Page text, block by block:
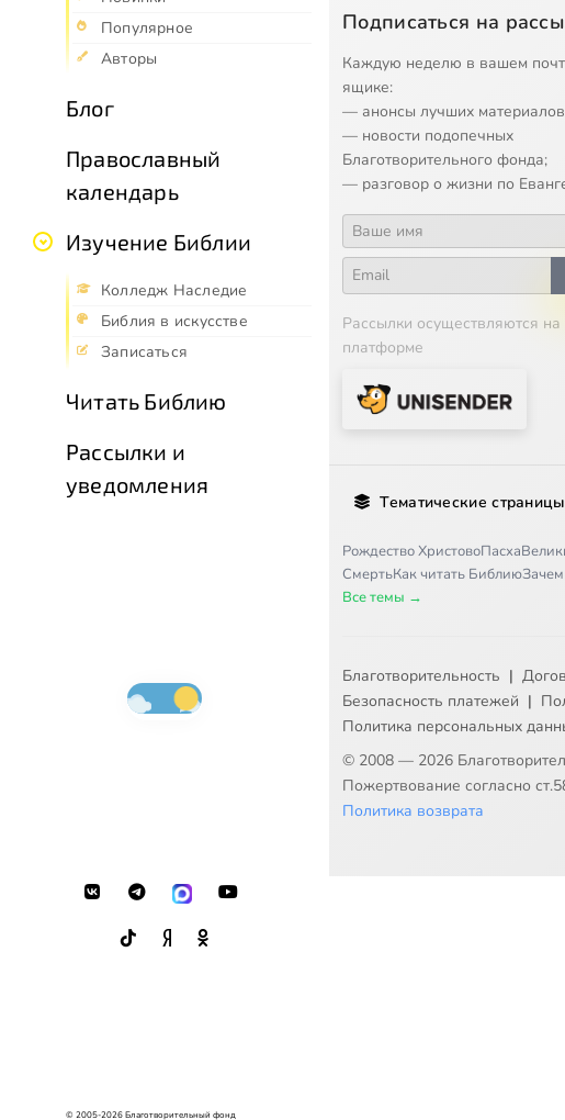
Популярное
Авторы
Блог
Православный
календарь
Изучение Библии
Колледж Наследие
Библия в искусстве
Записаться
Читать Библию
Рассылки и
уведомления
© 2005-2026 Благотворительный фонд
Подписаться на
Каждую неделю в вашем
ящике:
— анонсы лучших
— новости подопечных
Благотворительного фонда;
— разговор о жизни по
Рассылки осуществляются на
платформе
Тематические
Рождество ХристовоПасха
СмертьКак читать Библию
Все темы →
Благотворительность |
Безопасность платежей |
Политика персональных
© 2008 — 2026
Пожертвование согласно
Политика возврата